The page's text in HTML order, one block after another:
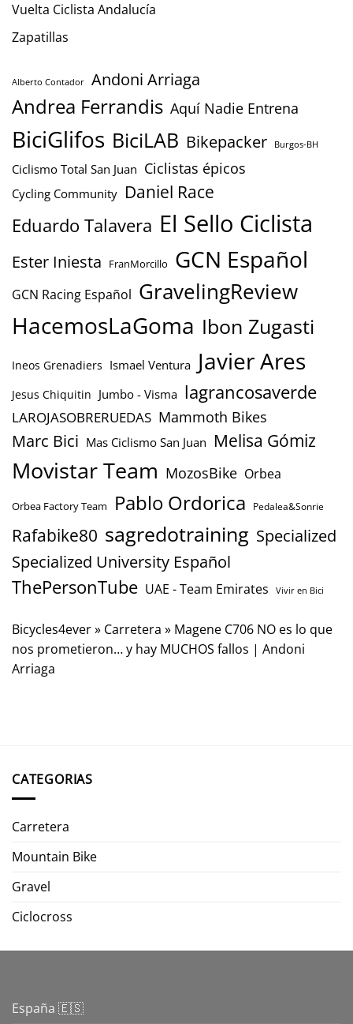
Vuelta Ciclista Andalucía
Zapatillas
Alberto Contador Andoni Arriaga
Andrea Ferrandis Aquí Nadie Entrena
BiciGlifos BiciLAB Bikepacker Burgos-BH
Ciclismo Total San Juan Ciclistas épicos
Cycling Community Daniel Race
Eduardo Talavera El Sello Ciclista
Ester Iniesta FranMorcillo GCN Español
GCN Racing Español GravelingReview
HacemosLaGoma Ibon Zugasti
Ineos Grenadiers Ismael Ventura Javier Ares
Jesus Chiquitin Jumbo - Visma lagrancosaverde
LAROJASOBRERUEDAS Mammoth Bikes
Marc Bici Mas Ciclismo San Juan Melisa Gómiz
Movistar Team MozosBike Orbea
Orbea Factory Team Pablo Ordorica Pedalea&Sonrie
Rafabike80 sagredotraining Specialized
Specialized University Español
ThePersonTube UAE - Team Emirates Vivir en Bici
Bicycles4ever» Carretera » Magene C706 NO es lo que
nos prometieron… y hay MUCHOS fallos | Andoni
Arriaga
CATEGORIAS
Carretera
Mountain Bike
Gravel
Ciclocross
España 🇪🇸